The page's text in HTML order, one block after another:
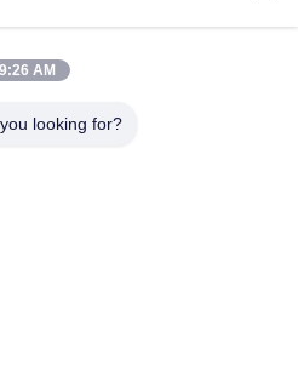
9:26 AM
looking for?